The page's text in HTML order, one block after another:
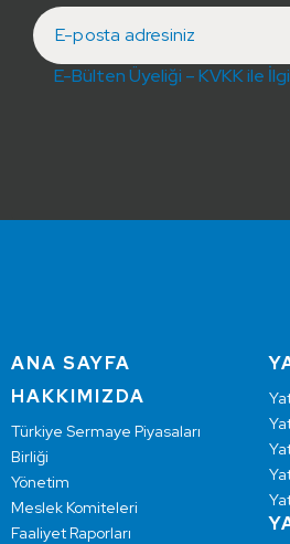
E-Bülten Üyeliği – KVKK ile
ANA SAYFA
HAKKIMIZDA
Türkiye Sermaye Piyasaları
Birliği
Yönetim
Meslek Komiteleri
Faaliyet Raporları